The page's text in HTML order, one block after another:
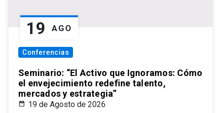
19 AGO
Conferencias
Seminario: “El Activo que Ignoramos: Cómo
el envejecimiento redefine talento,
mercados y estrategia”
19 de Agosto de 2026